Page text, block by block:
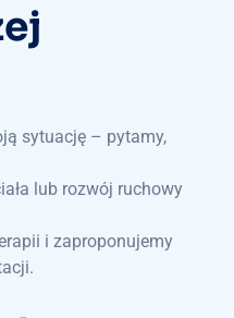
sytuację – pytamy,
lub rozwój ruchowy
i zaproponujemy